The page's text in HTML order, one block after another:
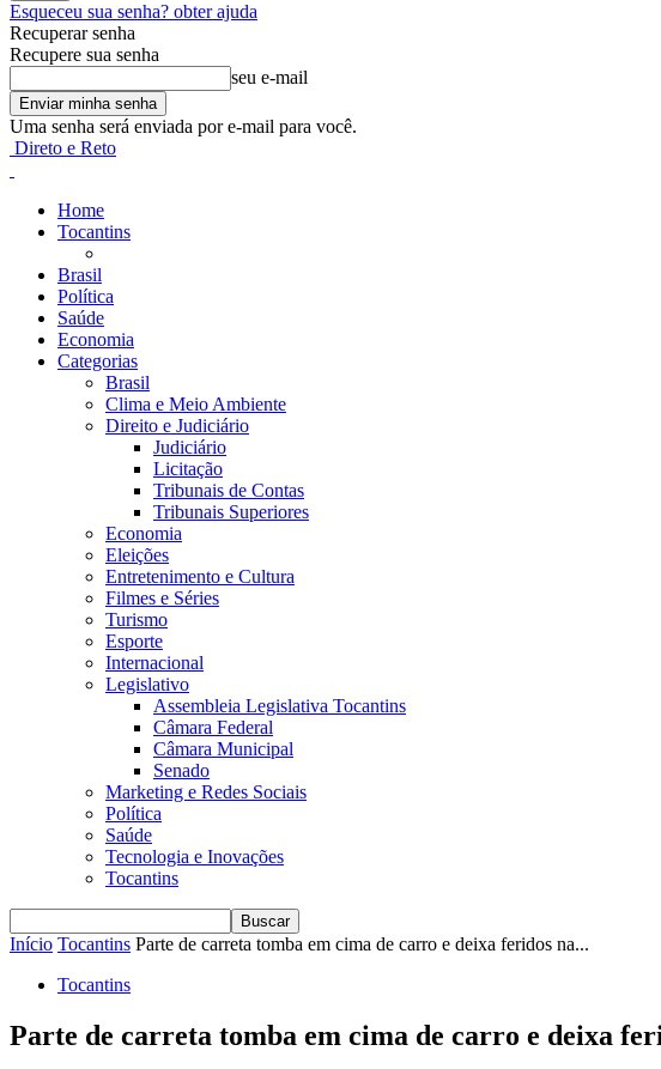
Esqueceu sua senha? obter ajuda
Recuperar senha
Recupere sua senha
seu e-mail
Uma senha será enviada por e-mail para você.
Direto e Reto
Home
Tocantins
Brasil
Política
Saúde
Economia
Categorias
Brasil
Clima e Meio Ambiente
Direito e Judiciário
Judiciário
Licitação
Tribunais de Contas
Tribunais Superiores
Economia
Eleições
Entretenimento e Cultura
Filmes e Séries
Turismo
Esporte
Internacional
Legislativo
Assembleia Legislativa Tocantins
Câmara Federal
Câmara Municipal
Senado
Marketing e Redes Sociais
Política
Saúde
Tecnologia e Inovações
Tocantins
Início Tocantins Parte de carreta tomba em cima de carro e deixa feridos na...
Tocantins
Parte de carreta tomba em cima de carro e deixa